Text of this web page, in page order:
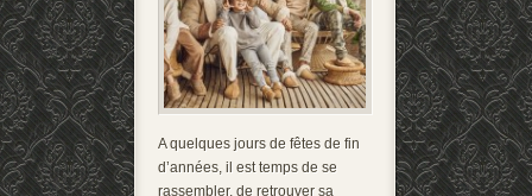
A quelques jours de fêtes de fin
d’années, il est temps de se
rassembler, de retrouver sa